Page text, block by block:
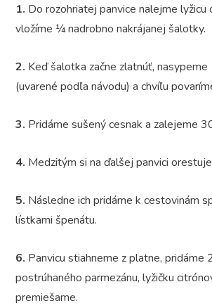
1. Do rozohriatej panvice nalejme lyžicu
vložíme ¼ nadrobno nakrájanej šalotky.
2. Keď šalotka začne zlatnúť,
(uvarené podľa návodu) a chvíľu
3. Pridáme sušený cesnak a zalejeme
4. Medzitým si na ďalšej panvici
5. Následne ich pridáme k cestovinám
lístkami špenátu.
6. Panvicu stiahneme z platne, pridáme
postrúhaného parmezánu, lyžičku
premiešame.